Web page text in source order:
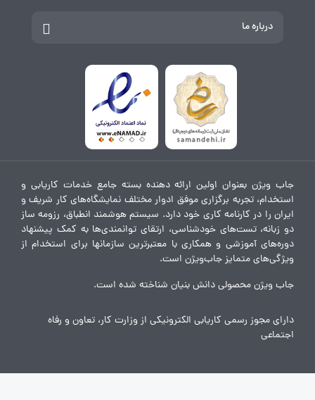
درباره ما
جاب ویژن بعنوان اولین ارائه دهنده بسته جامع خدمات کاریابی و
استخدام، تجربه برگزاری موفق ادوار مختلف نمایشگاه‌های کار شریف و
ایران را در کارنامه کاری خود دارد. سیستم هوشمند انطباق، رزومه ساز
دو زبانه، تست‌های خودشناسی، ارتقای توانمندی‌ها به کمک پیشنهاد
دوره‌های آموزشی و همکاری با معتبرترین سازمانها برای استخدام از
ویژگی‌های متمایز جاب‌ویژن است.
جاب ویژن محصولی دانش بنیان شناخته شده است.
دارای مجوز رسمی کاریابی الکترونیکی از وزارت کار، تعاون و رفاه
اجتماعی